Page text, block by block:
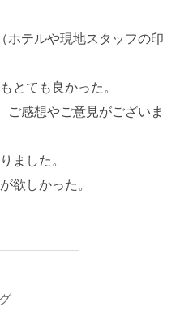
ホテルや現地スタッフの印
とても良かった。
ご感想やご意見がございま
ました。
欲しかった。